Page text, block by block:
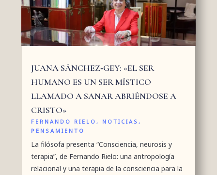
JUANA SÁNCHEZ‑GEY: «EL SER
HUMANO ES UN SER MÍSTICO
LLAMADO A SANAR ABRIÉNDOSE A
CRISTO»
FERNANDO RIELO, NOTICIAS,
PENSAMIENTO
La filósofa presenta “Consciencia, neurosis y
terapia”, de Fernando Rielo: una antropología
relacional y una terapia de la consciencia para la